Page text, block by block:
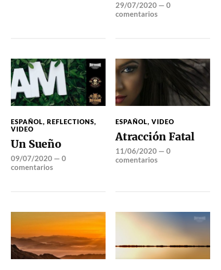
29/07/2020 —0
comentarios
ESPAÑOL,REFLECTIONS,
VIDEO
Un Sueño
09/07/2020 —0
comentarios
ESPAÑOL,VIDEO
Atracción Fatal
11/06/2020 —0
comentarios